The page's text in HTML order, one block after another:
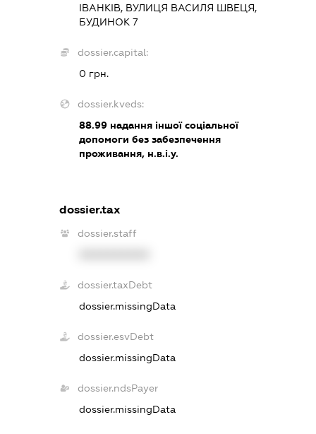
ІВАНКІВ, ВУЛИЦЯ ВАСИЛЯ ШВЕЦЯ,
БУДИНОК 7
dossier.capital:
0 грн.
dossier.kveds:
88.99надання іншої соціальної
допомоги без забезпечення
проживання, н.в.і.у.
dossier.tax
dossier.staff
dossier.taxDebt
dossier.missingData
dossier.esvDebt
dossier.missingData
dossier.ndsPayer
dossier.missingData